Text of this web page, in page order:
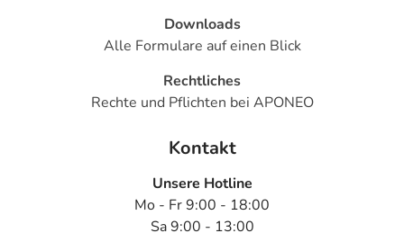
Downloads
Alle Formulare auf einen Blick
Rechtliches
Rechte und Pflichten bei APONEO
Kontakt
Unsere Hotline
Mo - Fr 9:00 - 18:00
Sa 9:00 - 13:00